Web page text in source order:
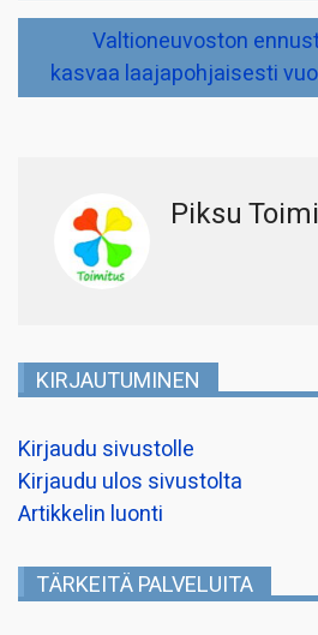
Valtioneuvoston
kasvaa laajapohjaisesti
Piksu
KIRJAUTUMINEN
Kirjaudu sivustolle
Kirjaudu ulos sivustolta
Artikkelin luonti
TÄRKEITÄ PALVELUITA